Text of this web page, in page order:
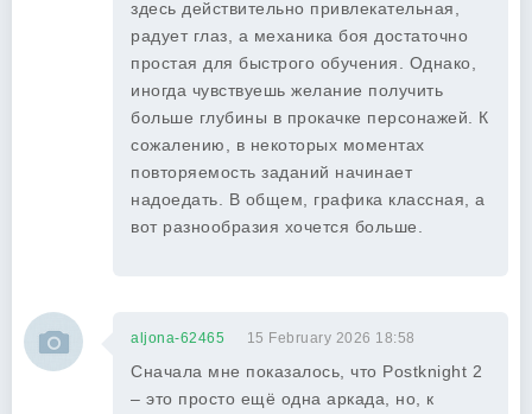
здесь действительно привлекательная,
радует глаз, а механика боя достаточно
простая для быстрого обучения. Однако,
иногда чувствуешь желание получить
больше глубины в прокачке персонажей. К
сожалению, в некоторых моментах
повторяемость заданий начинает
надоедать. В общем, графика классная, а
вот разнообразия хочется больше.
aljona-62465 15 February 2026 18:58
Сначала мне показалось, что Postknight 2
– это просто ещё одна аркада, но, к